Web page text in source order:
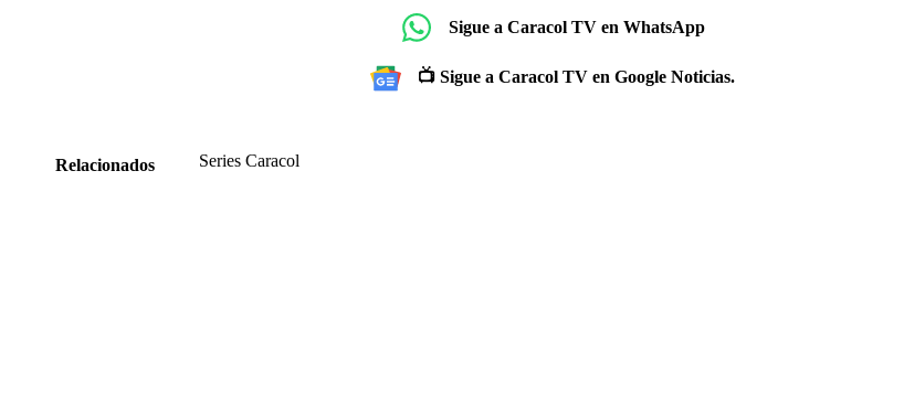
Sigue a Caracol TV en WhatsApp
📺 Sigue a Caracol TV en Google Noticias.
Relacionados Series Caracol